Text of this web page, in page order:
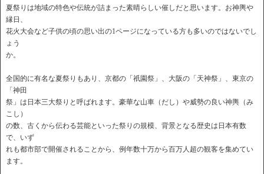
夏祭りは地域の特色や伝統が詰まった素晴らしい催しだと思います。お神輿や
縁日、
花火大会など子供の頃の思い出の1ページになっている方も多いのではないでし
ょう
か。
全国的に有名な夏祭りもあり、京都の「祇園祭」、大阪の「天神祭」、東京の
「神田
祭」は日本三大祭りと呼ばれます。豪華な山車（だし）や威勢の良い神輿（み
こし）
の数、古くから伝わる芸能といった祭りの規模、背景となる歴史は日本有数
で、いず
れも都市部で開催されることから、例年数十万から百万人超の観客を集めてい
ます。